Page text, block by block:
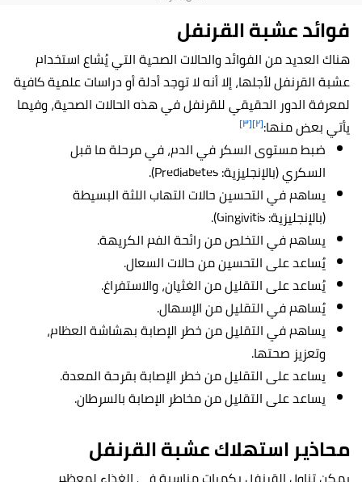
فوائد عشبة القرنفل
هناك العديد من الفوائد والحالات الصحية التي يُشاع استخدام
عشبة القرنفل لأجلها، إلا أنه لا توجد أدلة أو دراسات علمية كافية
لمعرفة الدور الحقيقي للقرنفل في هذه الحالات الصحية، وفيما
يأتي بعض منها:[٢] [٣]
ضبط مستوى السكر في الدم، في مرحلة ما قبل
السكري (بالإنجليزية: Prediabetes).
يساهم في التحسين حالات التهاب اللثة البسيطة
(بالإنجليزية: Gingivitis).
يساهم في التخلص من رائحة الفم الكريهة.
يُساعد على التحسين من حالات السعال.
يُساعد على التقليل من الغثيان، والاستفراغ.
يُساهم في التقليل من الإسهال.
يساهم في التقليل من خطر الإصابة بهشاشة العظام،
وتعزيز صحتها.
يساعد على التقليل من خطر الإصابة بقرحة المعدة.
يساعد على التقليل من مخاطر الإصابة بالسرطان.
محاذير استهلاك عشبة القرنفل